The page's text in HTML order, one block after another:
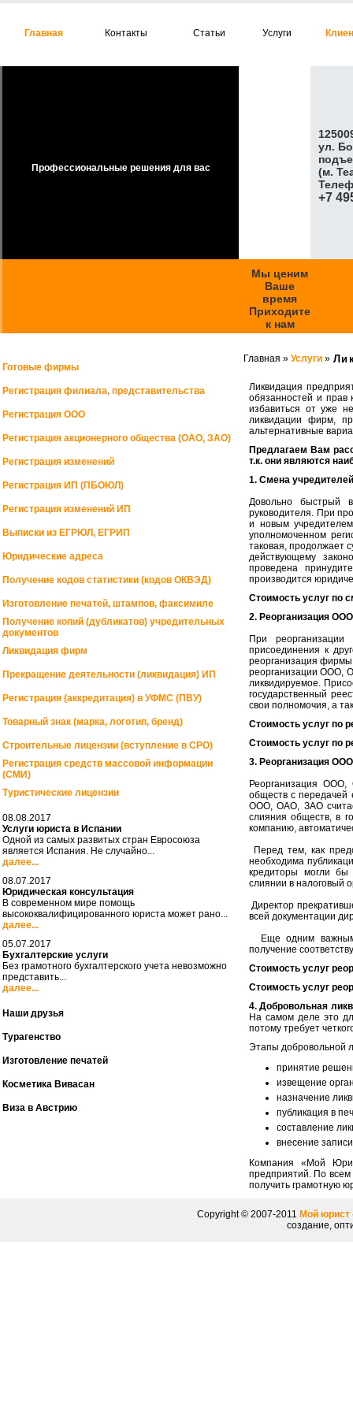
Главная Контакты Статьи Услуги
Профессиональные решения для вас
ул.
(м.
+7
Мы ценим
Ваше
время
Приходите
к нам
Готовые фирмы
Регистрация филиала, представительства
Регистрация ООО
Регистрация акционерного общества (ОАО, ЗАО)
Регистрация изменений
Регистрация ИП (ПБОЮЛ)
Регистрация изменений ИП
Выписки из ЕГРЮЛ, ЕГРИП
Юридические адреса
Получение кодов статистики (кодов ОКВЭД)
Изготовление печатей, штампов, факсимиле
Получение копий (дубликатов) учредительных
документов
Ликвидация фирм
Прекращение деятельности (ликвидация) ИП
Регистрация (аккредитация) в УФМС (ПВУ)
Товарный знак (марка, логотип, бренд)
Строительные лицензии (вступление в СРО)
Регистрация средств массовой информации
(СМИ)
Туристические лицензии
08.08.2017
Услуги юриста в Испании
Одной из самых развитых стран Евросоюза
является Испания. Не случайно...
далее...
08.07.2017
Юридическая консультация
В современном мире помощь
высококвалифицированного юриста может рано...
далее...
05.07.2017
Бухгалтерские услуги
Без грамотного бухгалтерского учета невозможно
представить...
далее...
Наши друзья
Турагенство
Изготовление печатей
Косметика Вивасан
Виза в Австрию
Главная » Услуги »
Ликвидация
обязанностей и
избавиться от уже
ликвидации фирм,
альтернативные
Предлагаем Вам
т.к. они являются
1. Смена
Довольно быстрый
руководителя. При
и новым
уполномоченном
таковая, продолжает
действующему
проведена
производится
Стоимость услуг по
2. Реорганизация
При
присоединения к
реорганизация
реорганизации ООО,
ликвидируемое.
государственный
свои полномочия, а
Стоимость услуг по
Стоимость услуг по
3. Реорганизация
Реорганизация
обществ с передачей
ООО, ОАО, ЗАО
слияния обществ, в
компанию,
Перед тем, как
необходима
кредиторы могли бы
слиянии в налоговый
Директор
всей документации
Еще одним важным
получение
Стоимость услуг
Стоимость услуг
4. Добровольная
На самом деле это
потому требует
Этапы добровольной
принятие
извещение
назначение
публикация в
составление
внесение
Компания «Мой
предприятий. По
получить грамотную
Copyright © 2007-2011 Мой юрист
создание,